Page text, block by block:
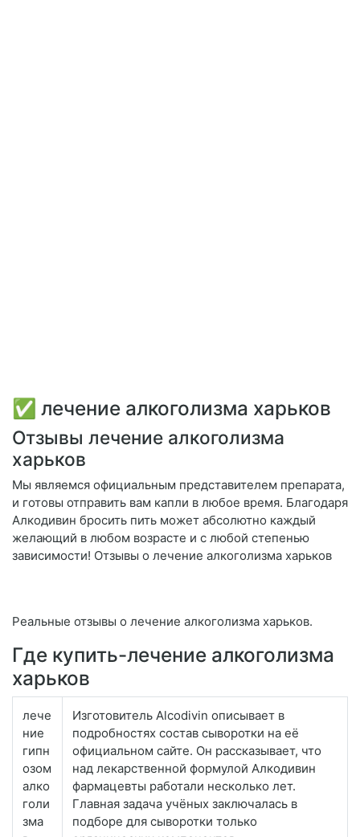
✅ лечение алкоголизма харьков
Отзывы лечение алкоголизма
харьков
Мы являемся официальным представителем препарата,
и готовы отправить вам капли в любое время. Благодаря
Алкодивин бросить пить может абсолютно каждый
желающий в любом возрасте и с любой степенью
зависимости! Отзывы о лечение алкоголизма харьков
Реальные отзывы о лечение алкоголизма харьков.
Где купить-лечение алкоголизма
харьков
лече
ние
гипн
озом
алко
голи
зма
Изготовитель Alcodivin описывает в
подробностях состав сыворотки на её
официальном сайте. Он рассказывает, что
над лекарственной формулой Алкодивин
фармацевты работали несколько лет.
Главная задача учёных заключалась в
подборе для сыворотки только